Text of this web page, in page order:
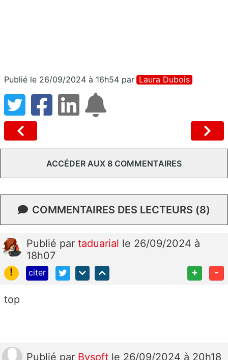
Publié le 26/09/2024 à 16h54 par Laura Dubois
ACCÉDER AUX 8 COMMENTAIRES
COMMENTAIRES DES LECTEURS (8)
Publié par taduarial le 26/09/2024 à
18h07
!
citer + -
top
Publié par Bysoft le 26/09/2024 à 20h18